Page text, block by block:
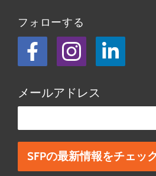
フォローする
フェイス
メールアドレス